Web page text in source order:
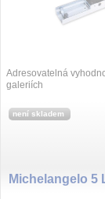
Adresovatelná
galeriích
není skladem
Michelangelo 5